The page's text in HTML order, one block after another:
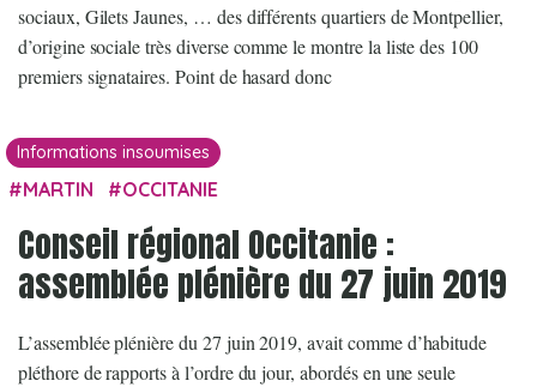
sociaux, Gilets Jaunes, … des différents quartiers de Montpellier,
d’origine sociale très diverse comme le montre la liste des 100
premiers signataires. Point de hasard donc
Informations insoumises
MARTIN OCCITANIE
Conseil régional Occitanie :
assemblée plénière du 27 juin 2019
L’assemblée plénière du 27 juin 2019, avait comme d’habitude
pléthore de rapports à l’ordre du jour, abordés en une seule